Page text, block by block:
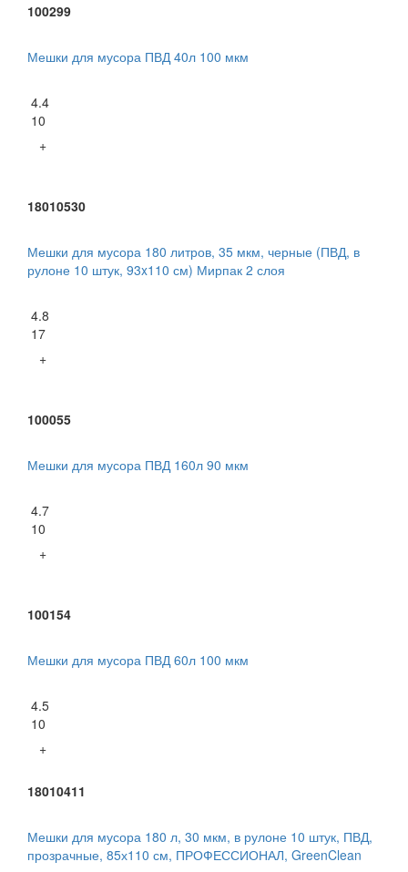
100299
Мешки для мусора ПВД 40л 100 мкм
4.4
10
+
18010530
Мешки для мусора 180 литров, 35 мкм, черные (ПВД, в
рулоне 10 штук, 93x110 см) Мирпак 2 слоя
4.8
17
+
100055
Мешки для мусора ПВД 160л 90 мкм
4.7
10
+
100154
Мешки для мусора ПВД 60л 100 мкм
4.5
10
+
18010411
Мешки для мусора 180 л, 30 мкм, в рулоне 10 штук, ПВД,
прозрачные, 85х110 см, ПРОФЕССИОНАЛ, GreenClean